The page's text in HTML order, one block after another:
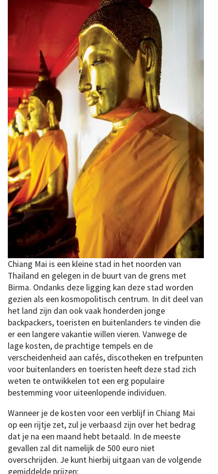
Chiang Mai is een kleine stad in het noorden van
Thailand en gelegen in de buurt van de grens met
Birma. Ondanks deze ligging kan deze stad worden
gezien als een kosmopolitisch centrum. In dit deel van
het land zijn dan ook vaak honderden jonge
backpackers, toeristen en buitenlanders te vinden die
er een langere vakantie willen vieren. Vanwege de
lage kosten, de prachtige tempels en de
verscheidenheid aan cafés, discotheken en trefpunten
voor buitenlanders en toeristen heeft deze stad zich
weten te ontwikkelen tot een erg populaire
bestemming voor uiteenlopende individuen.
Wanneer je de kosten voor een verblijf in Chiang Mai
op een rijtje zet, zul je verbaasd zijn over het bedrag
dat je na een maand hebt betaald. In de meeste
gevallen zal dit namelijk de 500 euro niet
overschrijden. Je kunt hierbij uitgaan van de volgende
gemiddelde prijzen: